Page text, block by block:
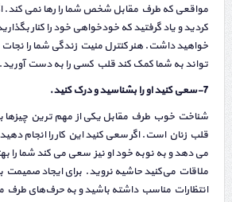
مواقعی که طرف مقابل شخص شما را رها نمی کند.
کردید و یاد گرفتید که خودخواهی خود را کنار
خواهید داشت. هنر کنترل منیت زندگی شما را
تواند به شما کمک کند قلب کسی را به دست آورید.
7-سعی کنید او را بشناسید و درک کنید.
شناخت خوب طرف مقابل یکی از مهم ترین چیزها
قلب زنان است. اگر سعی کنید این کار را انجام دهید
می دهد و به نوبه خود او نیز سعی می کند شما را
ملاقات می‌کنید حاشیه نروید. برای ایجاد
انتظارات مناسب داشته باشید و به حرف‌های طرف